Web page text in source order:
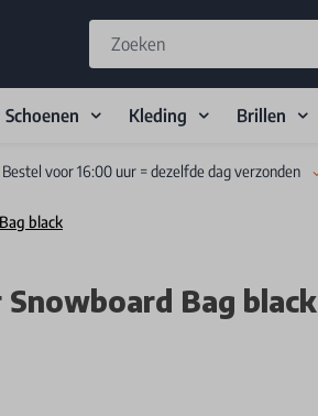
Schoenen Kleding Brillen
Bestel voor 16:00 uur = dezelfde dag verzonden
black
Bag black